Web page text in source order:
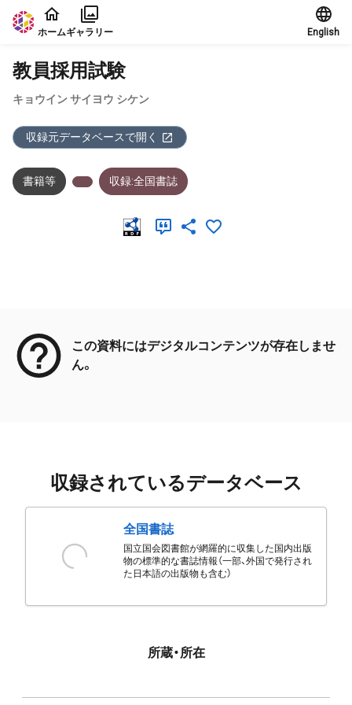
本文に飛ぶ
ホームギャラリー English
教員採用試験
キョウイン サイヨウ シケン
収録元データベースで開く
書籍等 収録:全国書誌
この資料にはデジタルコンテンツが存在しませ
ん。
収録されているデータベース
全国書誌
国立国会図書館が網羅的に収集した国内出版
物の標準的な書誌情報（一部、外国で発行され
た日本語の出版物も含む）
所蔵・所在